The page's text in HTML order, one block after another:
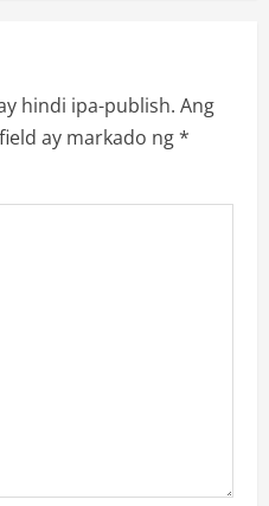
hindi ipa-publish. Ang
ay markado ng*